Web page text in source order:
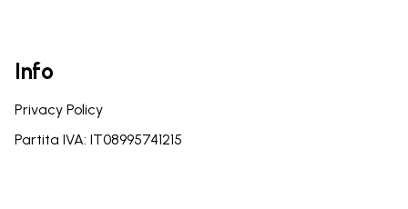
Info
Privacy Policy
Partita IVA: IT08995741215